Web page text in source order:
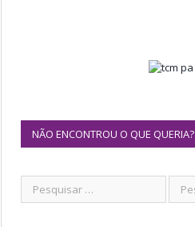
NÃO ENCONTROU O QUE QUERIA?